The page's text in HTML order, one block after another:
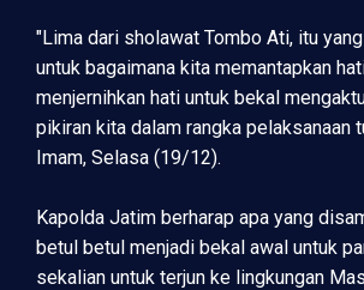
"Lima dari sholawat Tombo Ati, itu
untuk bagaimana kita memantapkan
menjernihkan hati untuk bekal
pikiran kita dalam rangka pelaksanaan
Imam, Selasa (19/12).
Kapolda Jatim berharap apa yang
betul betul menjadi bekal awal untuk
sekalian untuk terjun ke lingkungan